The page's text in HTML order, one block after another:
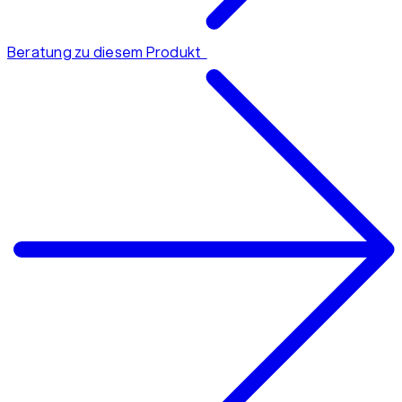
Beratung zu diesem Produkt